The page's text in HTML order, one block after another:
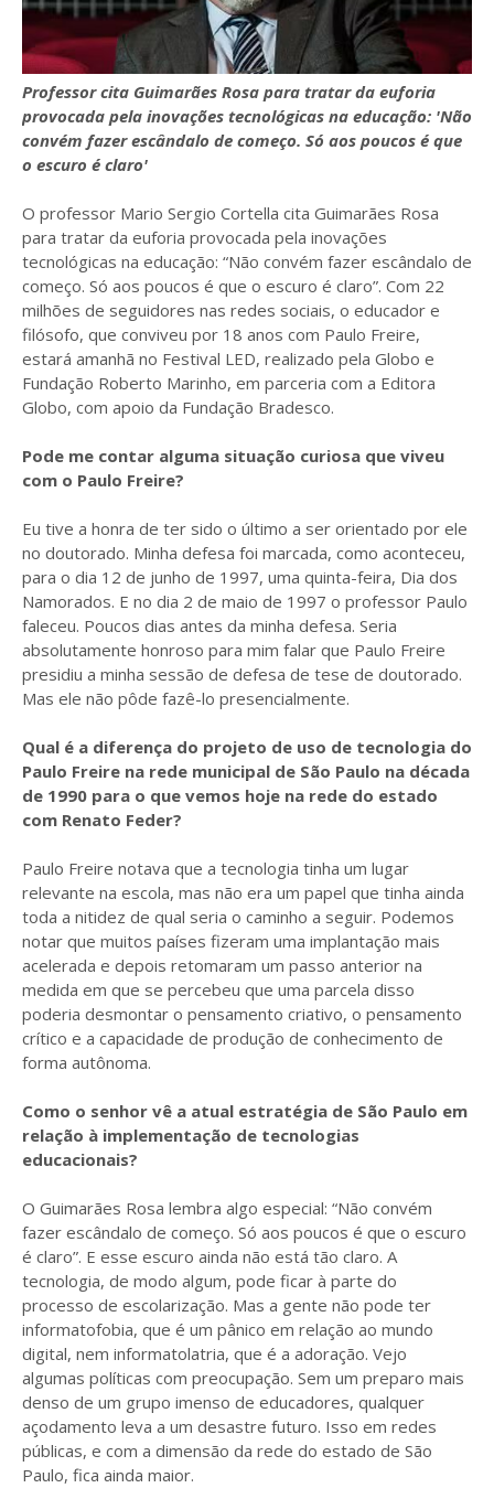
Professor cita Guimarães Rosa para tratar da euforia
provocada pela inovações tecnológicas na educação: 'Não
convém fazer escândalo de começo. Só aos poucos é que
o escuro é claro'
O professor Mario Sergio Cortella cita Guimarães Rosa
para tratar da euforia provocada pela inovações
tecnológicas na educação: “Não convém fazer escândalo de
começo. Só aos poucos é que o escuro é claro”. Com 22
milhões de seguidores nas redes sociais, o educador e
filósofo, que conviveu por 18 anos com Paulo Freire,
estará amanhã no Festival LED, realizado pela Globo e
Fundação Roberto Marinho, em parceria com a Editora
Globo, com apoio da Fundação Bradesco.
Pode me contar alguma situação curiosa que viveu
com o Paulo Freire?
Eu tive a honra de ter sido o último a ser orientado por ele
no doutorado. Minha defesa foi marcada, como aconteceu,
para o dia 12 de junho de 1997, uma quinta-feira, Dia dos
Namorados. E no dia 2 de maio de 1997 o professor Paulo
faleceu. Poucos dias antes da minha defesa. Seria
absolutamente honroso para mim falar que Paulo Freire
presidiu a minha sessão de defesa de tese de doutorado.
Mas ele não pôde fazê-lo presencialmente.
Qual é a diferença do projeto de uso de tecnologia do
Paulo Freire na rede municipal de São Paulo na década
de 1990 para o que vemos hoje na rede do estado
com Renato Feder?
Paulo Freire notava que a tecnologia tinha um lugar
relevante na escola, mas não era um papel que tinha ainda
toda a nitidez de qual seria o caminho a seguir. Podemos
notar que muitos países fizeram uma implantação mais
acelerada e depois retomaram um passo anterior na
medida em que se percebeu que uma parcela disso
poderia desmontar o pensamento criativo, o pensamento
crítico e a capacidade de produção de conhecimento de
forma autônoma.
Como o senhor vê a atual estratégia de São Paulo em
relação à implementação de tecnologias
educacionais?
O Guimarães Rosa lembra algo especial: “Não convém
fazer escândalo de começo. Só aos poucos é que o escuro
é claro”. E esse escuro ainda não está tão claro. A
tecnologia, de modo algum, pode ficar à parte do
processo de escolarização. Mas a gente não pode ter
informatofobia, que é um pânico em relação ao mundo
digital, nem informatolatria, que é a adoração. Vejo
algumas políticas com preocupação. Sem um preparo mais
denso de um grupo imenso de educadores, qualquer
açodamento leva a um desastre futuro. Isso em redes
públicas, e com a dimensão da rede do estado de São
Paulo, fica ainda maior.